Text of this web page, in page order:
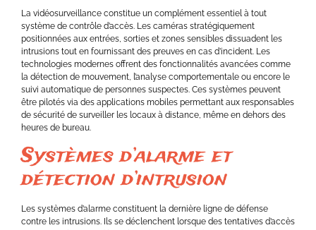
La vidéosurveillance constitue un complément essentiel à tout
système de contrôle d’accès. Les caméras stratégiquement
positionnées aux entrées, sorties et zones sensibles dissuadent les
intrusions tout en fournissant des preuves en cas d’incident. Les
technologies modernes offrent des fonctionnalités avancées comme
la détection de mouvement, l’analyse comportementale ou encore le
suivi automatique de personnes suspectes. Ces systèmes peuvent
être pilotés via des applications mobiles permettant aux responsables
de sécurité de surveiller les locaux à distance, même en dehors des
heures de bureau.
Systèmes d’alarme et
détection d’intrusion
Les systèmes d’alarme constituent la dernière ligne de défense
contre les intrusions. Ils se déclenchent lorsque des tentatives d’accès